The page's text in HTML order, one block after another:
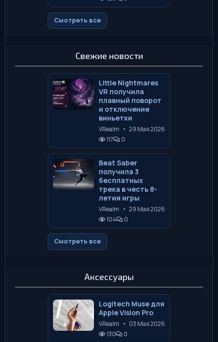
Смотреть все
Свежие новости
Little Nightmares
VR получила
плавный поворот
и отключение
виньетки
VRealm • 29 Мая 2026
117
0
Beat Saber
получила 3
бесплатных
трека в честь 8-
летия игры
VRealm • 29 Мая 2026
104
0
Смотреть все
Аксессуары
Logitech Muse для
Apple Vision Pro
VRealm • 03 Мая 2026
130
0